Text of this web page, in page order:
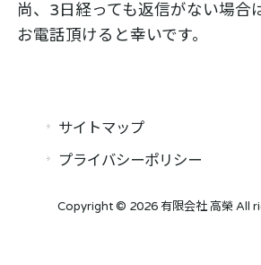
尚、3日経っても返信がない場合
お電話頂けると幸いです。
サイトマップ
プライバシーポリシー
Copyright © 2026 有限会社 高榮 All